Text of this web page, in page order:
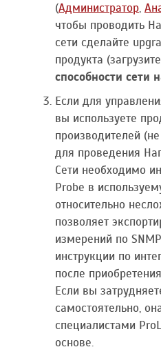
(Администратор,
чтобы проводить
сети сделайте
продукта (загрузите
способности сети
Если для
вы используете
производителей
для проведения
Сети необходимо
Probe в
относительно
позволяет
измерений по
инструкции по
после
Если вы
самостоятельно,
специалистами
основе.